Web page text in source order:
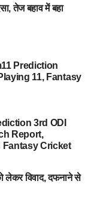
तेज बहाव में बहा
Prediction
11, Fantasy
3rd ODI
Report,
Fantasy Cricket
लेकर विवाद, दफनाने से